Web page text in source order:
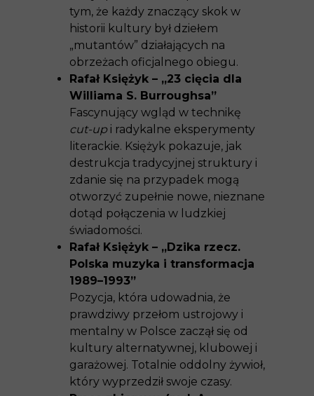
tym, że każdy znaczący skok w
historii kultury był dziełem
„mutantów” działających na
obrzeżach oficjalnego obiegu.
Rafał Księżyk – „23 cięcia dla
Williama S. Burroughsa”
Fascynujący wgląd w technikę
cut-upi radykalne eksperymenty
literackie. Księżyk pokazuje, jak
destrukcja tradycyjnej struktury i
zdanie się na przypadek mogą
otworzyć zupełnie nowe, nieznane
dotąd połączenia w ludzkiej
świadomości.
Rafał Księżyk – „Dzika rzecz.
Polska muzyka i transformacja
1989–1993”
Pozycja, która udowadnia, że
prawdziwy przełom ustrojowy i
mentalny w Polsce zaczął się od
kultury alternatywnej, klubowej i
garażowej. Totalnie oddolny żywioł,
który wyprzedził swoje czasy.